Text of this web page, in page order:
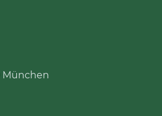
München